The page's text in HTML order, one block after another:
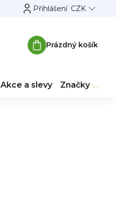
CZK
Přihlášení
Nákupní
Prázdný košík
Akce a slevy Značky